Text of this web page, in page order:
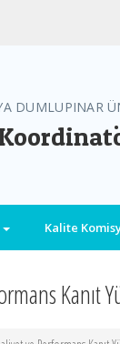
DUMLUPINAR
Kalite
Kanıt